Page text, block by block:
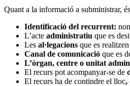
Quant a la informació a subministrar,
Identificació del recurrent:
L’acte administratiu que es
Les al·legacions que es
Canal de comunicació que es
L’òrgan, centre o unitat
El recurs pot acompanyar-se de
El recurs ha de contindre el lloc,